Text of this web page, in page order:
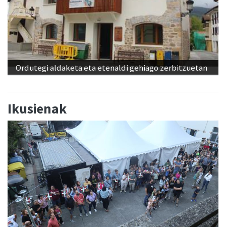
Ordutegi aldaketa eta etenaldi gehiago zerbitzuetan
Ikusienak